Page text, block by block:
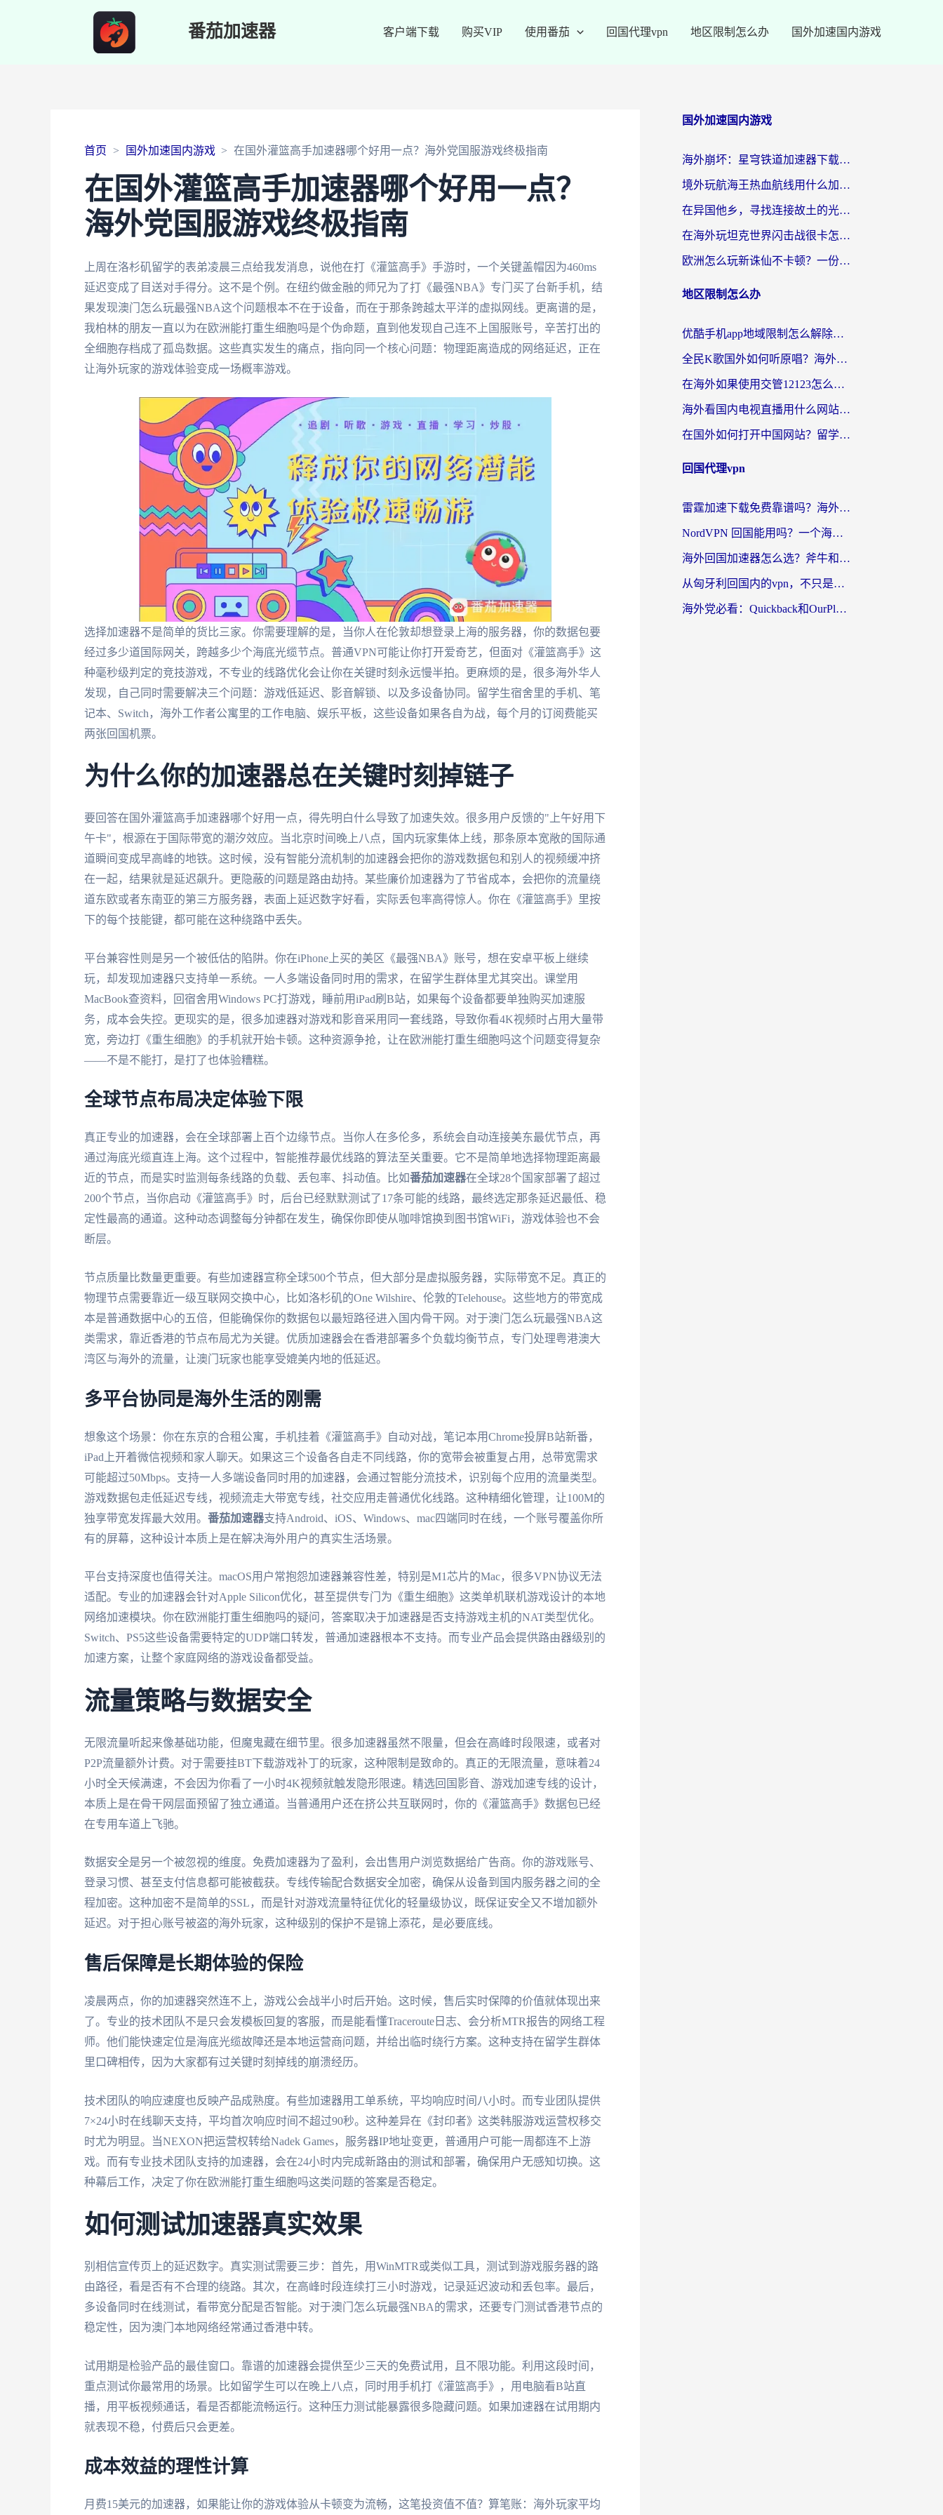
番茄加速器 客户端下载 购买VIP 使用番茄 回国代理vpn 地区限制怎么办 国外加速国内游戏
首页 国外加速国内游戏 在国外灌篮高手加速器哪个好用一点？海外党国服游戏终极指南
在国外灌篮高手加速器哪个好用一点？
海外党国服游戏终极指南
上周在洛杉矶留学的表弟凌晨三点给我发消息，说他在打《灌篮高手》手游时，一个关键盖帽因为460ms
延迟变成了目送对手得分。这不是个例。在纽约做金融的师兄为了打《最强NBA》专门买了台新手机，结
果发现澳门怎么玩最强NBA这个问题根本不在于设备，而在于那条跨越太平洋的虚拟网线。更离谱的是，
我柏林的朋友一直以为在欧洲能打重生细胞吗是个伪命题，直到他发现自己连不上国服账号，辛苦打出的
全细胞存档成了孤岛数据。这些真实发生的痛点，指向同一个核心问题：物理距离造成的网络延迟，正在
让海外玩家的游戏体验变成一场概率游戏。
选择加速器不是简单的货比三家。你需要理解的是，当你人在伦敦却想登录上海的服务器，你的数据包要
经过多少道国际网关，跨越多少个海底光缆节点。普通VPN可能让你打开爱奇艺，但面对《灌篮高手》这
种毫秒级判定的竞技游戏，不专业的线路优化会让你在关键时刻永远慢半拍。更麻烦的是，很多海外华人
发现，自己同时需要解决三个问题：游戏低延迟、影音解锁、以及多设备协同。留学生宿舍里的手机、笔
记本、Switch，海外工作者公寓里的工作电脑、娱乐平板，这些设备如果各自为战，每个月的订阅费能买
两张回国机票。
为什么你的加速器总在关键时刻掉链子
要回答在国外灌篮高手加速器哪个好用一点，得先明白什么导致了加速失效。很多用户反馈的"上午好用下
午卡"，根源在于国际带宽的潮汐效应。当北京时间晚上八点，国内玩家集体上线，那条原本宽敞的国际通
道瞬间变成早高峰的地铁。这时候，没有智能分流机制的加速器会把你的游戏数据包和别人的视频缓冲挤
在一起，结果就是延迟飙升。更隐蔽的问题是路由劫持。某些廉价加速器为了节省成本，会把你的流量绕
道东欧或者东南亚的第三方服务器，表面上延迟数字好看，实际丢包率高得惊人。你在《灌篮高手》里按
下的每个技能键，都可能在这种绕路中丢失。
平台兼容性则是另一个被低估的陷阱。你在iPhone上买的美区《最强NBA》账号，想在安卓平板上继续
玩，却发现加速器只支持单一系统。一人多端设备同时用的需求，在留学生群体里尤其突出。课堂用
MacBook查资料，回宿舍用Windows PC打游戏，睡前用iPad刷B站，如果每个设备都要单独购买加速服
务，成本会失控。更现实的是，很多加速器对游戏和影音采用同一套线路，导致你看4K视频时占用大量带
宽，旁边打《重生细胞》的手机就开始卡顿。这种资源争抢，让在欧洲能打重生细胞吗这个问题变得复杂
——不是不能打，是打了也体验糟糕。
全球节点布局决定体验下限
真正专业的加速器，会在全球部署上百个边缘节点。当你人在多伦多，系统会自动连接美东最优节点，再
通过海底光缆直连上海。这个过程中，智能推荐最优线路的算法至关重要。它不是简单地选择物理距离最
近的节点，而是实时监测每条线路的负载、丢包率、抖动值。比如番茄加速器在全球28个国家部署了超过
200个节点，当你启动《灌篮高手》时，后台已经默默测试了17条可能的线路，最终选定那条延迟最低、稳
定性最高的通道。这种动态调整每分钟都在发生，确保你即使从咖啡馆换到图书馆WiFi，游戏体验也不会
断层。
节点质量比数量更重要。有些加速器宣称全球500个节点，但大部分是虚拟服务器，实际带宽不足。真正的
物理节点需要靠近一级互联网交换中心，比如洛杉矶的One Wilshire、伦敦的Telehouse。这些地方的带宽成
本是普通数据中心的五倍，但能确保你的数据包以最短路径进入国内骨干网。对于澳门怎么玩最强NBA这
类需求，靠近香港的节点布局尤为关键。优质加速器会在香港部署多个负载均衡节点，专门处理粤港澳大
湾区与海外的流量，让澳门玩家也能享受媲美内地的低延迟。
多平台协同是海外生活的刚需
想象这个场景：你在东京的合租公寓，手机挂着《灌篮高手》自动对战，笔记本用Chrome投屏B站新番，
iPad上开着微信视频和家人聊天。如果这三个设备各自走不同线路，你的宽带会被重复占用，总带宽需求
可能超过50Mbps。支持一人多端设备同时用的加速器，会通过智能分流技术，识别每个应用的流量类型。
游戏数据包走低延迟专线，视频流走大带宽专线，社交应用走普通优化线路。这种精细化管理，让100M的
独享带宽发挥最大效用。 番茄加速器支持Android、iOS、Windows、mac四端同时在线，一个账号覆盖你所
有的屏幕，这种设计本质上是在解决海外用户的真实生活场景。
平台支持深度也值得关注。macOS用户常抱怨加速器兼容性差，特别是M1芯片的Mac，很多VPN协议无法
适配。专业的加速器会针对Apple Silicon优化，甚至提供专门为《重生细胞》这类单机联机游戏设计的本地
网络加速模块。你在欧洲能打重生细胞吗的疑问，答案取决于加速器是否支持游戏主机的NAT类型优化。
Switch、PS5这些设备需要特定的UDP端口转发，普通加速器根本不支持。而专业产品会提供路由器级别的
加速方案，让整个家庭网络的游戏设备都受益。
流量策略与数据安全
无限流量听起来像基础功能，但魔鬼藏在细节里。很多加速器虽然不限量，但会在高峰时段限速，或者对
P2P流量额外计费。对于需要挂BT下载游戏补丁的玩家，这种限制是致命的。真正的无限流量，意味着24
小时全天候满速，不会因为你看了一小时4K视频就触发隐形限速。精选回国影音、游戏加速专线的设计，
本质上是在骨干网层面预留了独立通道。当普通用户还在挤公共互联网时，你的《灌篮高手》数据包已经
在专用车道上飞驰。
数据安全是另一个被忽视的维度。免费加速器为了盈利，会出售用户浏览数据给广告商。你的游戏账号、
登录习惯、甚至支付信息都可能被截获。专线传输配合数据安全加密，确保从设备到国内服务器之间的全
程加密。这种加密不是简单的SSL，而是针对游戏流量特征优化的轻量级协议，既保证安全又不增加额外
延迟。对于担心账号被盗的海外玩家，这种级别的保护不是锦上添花，是必要底线。
售后保障是长期体验的保险
凌晨两点，你的加速器突然连不上，游戏公会战半小时后开始。这时候，售后实时保障的价值就体现出来
了。专业的技术团队不是只会发模板回复的客服，而是能看懂Traceroute日志、会分析MTR报告的网络工程
师。他们能快速定位是海底光缆故障还是本地运营商问题，并给出临时绕行方案。这种支持在留学生群体
里口碑相传，因为大家都有过关键时刻掉线的崩溃经历。
技术团队的响应速度也反映产品成熟度。有些加速器用工单系统，平均响应时间八小时。而专业团队提供
7×24小时在线聊天支持，平均首次响应时间不超过90秒。这种差异在《封印者》这类韩服游戏运营权移交
时尤为明显。当NEXON把运营权转给Nadek Games，服务器IP地址变更，普通用户可能一周都连不上游
戏。而有专业技术团队支持的加速器，会在24小时内完成新路由的测试和部署，确保用户无感知切换。这
种幕后工作，决定了你在欧洲能打重生细胞吗这类问题的答案是否稳定。
如何测试加速器真实效果
别相信宣传页上的延迟数字。真实测试需要三步：首先，用WinMTR或类似工具，测试到游戏服务器的路
由路径，看是否有不合理的绕路。其次，在高峰时段连续打三小时游戏，记录延迟波动和丢包率。最后，
多设备同时在线测试，看带宽分配是否智能。对于澳门怎么玩最强NBA的需求，还要专门测试香港节点的
稳定性，因为澳门本地网络经常通过香港中转。
试用期是检验产品的最佳窗口。靠谱的加速器会提供至少三天的免费试用，且不限功能。利用这段时间，
重点测试你最常用的场景。比如留学生可以在晚上八点，同时用手机打《灌篮高手》，用电脑看B站直
播，用平板视频通话，看是否都能流畅运行。这种压力测试能暴露很多隐藏问题。如果加速器在试用期内
就表现不稳，付费后只会更差。
成本效益的理性计算
月费15美元的加速器，如果能让你的游戏体验从卡顿变为流畅，这笔投资值不值？算笔账：海外玩家平均
国外加速国内游戏
海外崩坏：星穹铁道加速器下载安装：一份给游子的终极网络指南
境外玩航海王热血航线用什么加速器？2026海外玩家实测最优方案（附欧洲问道堡垒前线加速技巧）
在异国他乡，寻找连接故土的光明大陆免费加速器
在海外玩坦克世界闪击战很卡怎么办？老玩家亲测有效的加速器选择指南
欧洲怎么玩新诛仙不卡顿？一份给海外游子的国服游戏畅玩指南
地区限制怎么办
优酷手机app地域限制怎么解除？海外党亲测有效的追剧方案
全民K歌国外如何听原唱？海外党亲测有效的回国加速器选择指南
在海外如果使用交管12123怎么处理？留学生亲测有效的回国加速方案
海外看国内电视直播用什么网站比较好？一篇解决你所有追剧难题的实用指南
在国外如何打开中国网站？留学生与海外华人的无缝访问指南
回国代理vpn
雷霆加速下载免费靠谱吗？海外党选回国加速器的避坑指南（附热门工具对比）
NordVPN 回国能用吗？一个海外用户必须面对的真实困境
海外回国加速器怎么选？斧牛和海龟哪个好？一篇帮你避开坑的实用指南
从匈牙利回国内的vpn，不只是为了刷剧那么简单
海外党必看：Quickback和OurPlay好用吗？3分钟选对回国加速器，无缝刷剧玩游戏